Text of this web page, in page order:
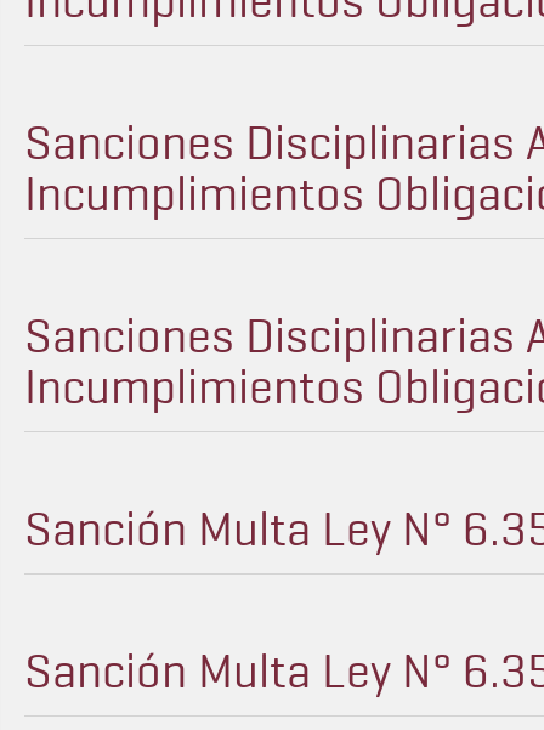
Sanciones Disciplinarias
Incumplimientos
Sanciones Disciplinarias
Incumplimientos
Sanción Multa Ley N°
Sanción Multa Ley N°